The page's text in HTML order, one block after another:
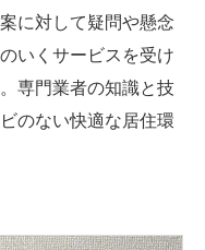
に対して疑問や懸念
いくサービスを受け
専門業者の知識と技
のない快適な居住環